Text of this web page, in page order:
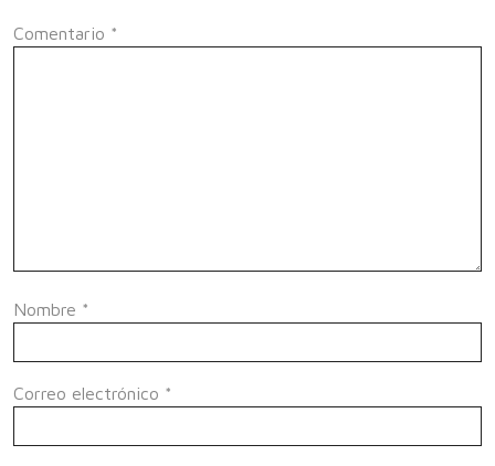
Comentario *
Nombre *
Correo electrónico *